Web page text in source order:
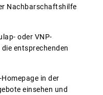
Nachbarschaftshilfe
oder VNP-
entsprechenden
in der
einsehen und